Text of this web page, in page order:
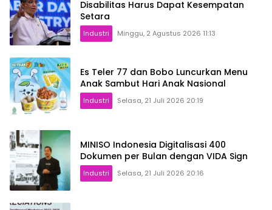
Disabilitas Harus Dapat Kesempatan
Setara
Industri Minggu, 2 Agustus 2026 11:13
Es Teler 77 dan Bobo Luncurkan Menu
Anak Sambut Hari Anak Nasional
Industri Selasa, 21 Juli 2026 20:19
MINISO Indonesia Digitalisasi 400
Dokumen per Bulan dengan VIDA Sign
Industri Selasa, 21 Juli 2026 20:16